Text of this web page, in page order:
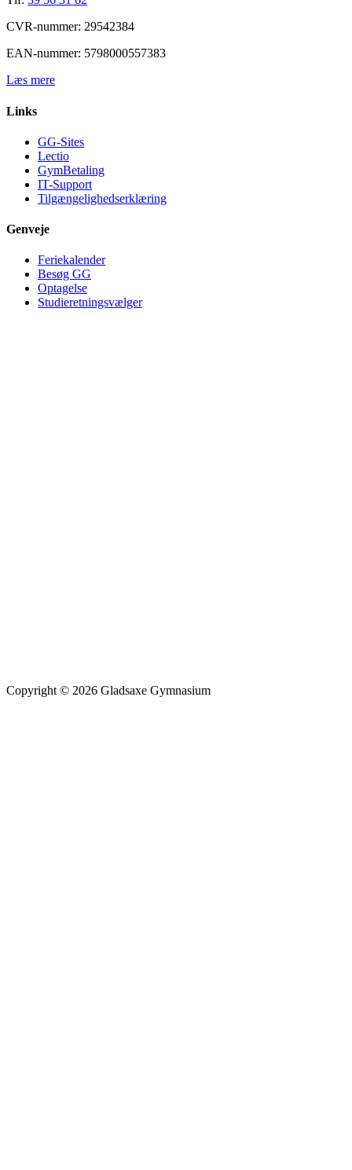
CVR-nummer: 29542384
EAN-nummer: 5798000557383
Læs mere
Links
GG-Sites
Lectio
GymBetaling
IT-Support
Tilgængelighedserklæring
Genveje
Feriekalender
Besøg GG
Optagelse
Studieretningsvælger
Copyright © 2026 Gladsaxe Gymnasium